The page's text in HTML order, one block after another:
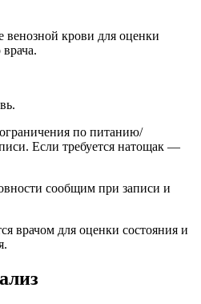
венозной крови для оценки
по питанию/
Если требуется натощак —
сообщим при записи и
врачом для оценки состояния и